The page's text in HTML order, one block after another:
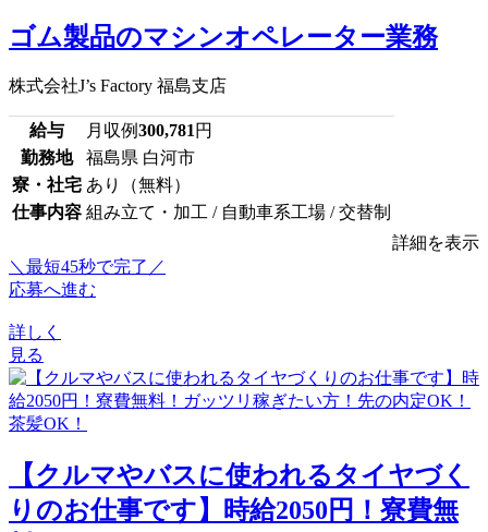
ゴム製品のマシンオペレーター業務
株式会社J’s Factory 福島支店
給与 月収例300,781円
勤務地
福島県 白河市
寮・社宅 あり（無料）
仕事内容 組み立て・加工 / 自動車系工場 / 交替制
詳細を表示
＼最短45秒で完了／
応募へ進む
詳しく
見る
【クルマやバスに使われるタイヤづく
りのお仕事です】時給2050円！寮費無